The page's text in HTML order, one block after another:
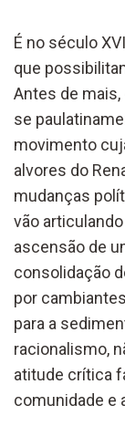
É no século
que
Antes de
se
movimento
alvores do
mudanças
vão
ascensão de
consolidação
por
para a
racionalismo,
atitude crítica
comunidade e